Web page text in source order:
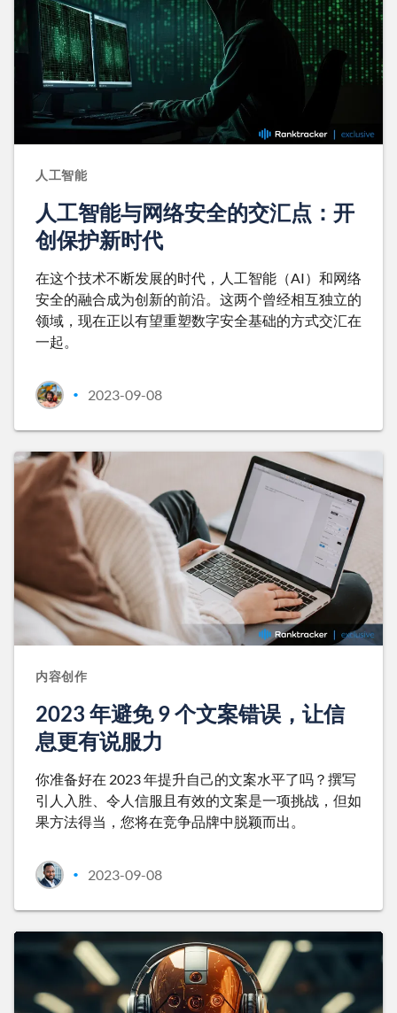
人工智能
人工智能与网络安全的交汇点：开
创保护新时代
在这个技术不断发展的时代，人工智能（AI）和网络
安全的融合成为创新的前沿。这两个曾经相互独立的
领域，现在正以有望重塑数字安全基础的方式交汇在
一起。
• 2023-09-08
内容创作
2023 年避免 9 个文案错误，让信
息更有说服力
你准备好在 2023 年提升自己的文案水平了吗？撰写
引人入胜、令人信服且有效的文案是一项挑战，但如
果方法得当，您将在竞争品牌中脱颖而出。
• 2023-09-08